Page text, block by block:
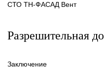
СТО ТН-ФАСАД Вент
Разрешительная
Заключение